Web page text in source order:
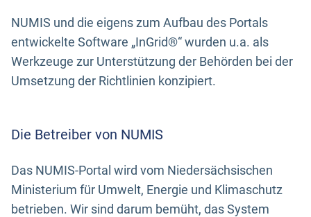
NUMIS und die eigens zum Aufbau des Portals
entwickelte Software „InGrid®“ wurden u.a. als
Werkzeuge zur Unterstützung der Behörden bei der
Umsetzung der Richtlinien konzipiert.
Die Betreiber von NUMIS
Das NUMIS-Portal wird vom Niedersächsischen
Ministerium für Umwelt, Energie und Klimaschutz
betrieben. Wir sind darum bemüht, das System